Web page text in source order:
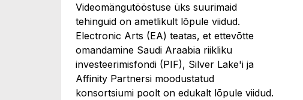
Videomängutööstuse üks suurimaid
tehinguid on ametlikult lõpule viidud.
Electronic Arts (EA) teatas, et ettevõtte
omandamine Saudi Araabia riikliku
investeerimisfondi (PIF), Silver Lake'i ja
Affinity Partnersi moodustatud
konsortsiumi poolt on edukalt lõpule viidud.